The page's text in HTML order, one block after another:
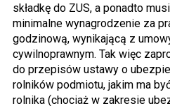
składkę do ZUS, a ponadto
minimalne wynagrodzenie za
godzinową, wynikającą z
cywilnoprawnym. Tak więc
do przepisów ustawy o
rolników podmiotu, jakim ma
rolnika (chociaż w zakresie